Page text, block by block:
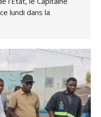
lundi dans la